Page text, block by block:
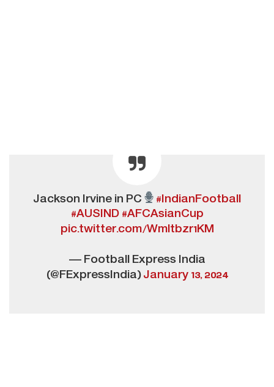
Jackson Irvine in PC
#IndianFootball
#AUSIND #AFCAsianCup
pic.twitter.com/Wmltbzr1KM
— Football Express India
(@FExpressIndia)January 13, 2024